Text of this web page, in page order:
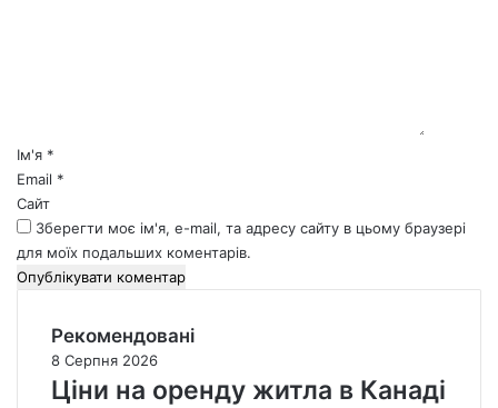
*
Ім'я *
Email *
Сайт
Зберегти моє ім'я, e-mail, та адресу сайту в цьому браузері
для моїх подальших коментарів.
Рекомендовані
8 Серпня 2026
Ціни на оренду житла в Канаді